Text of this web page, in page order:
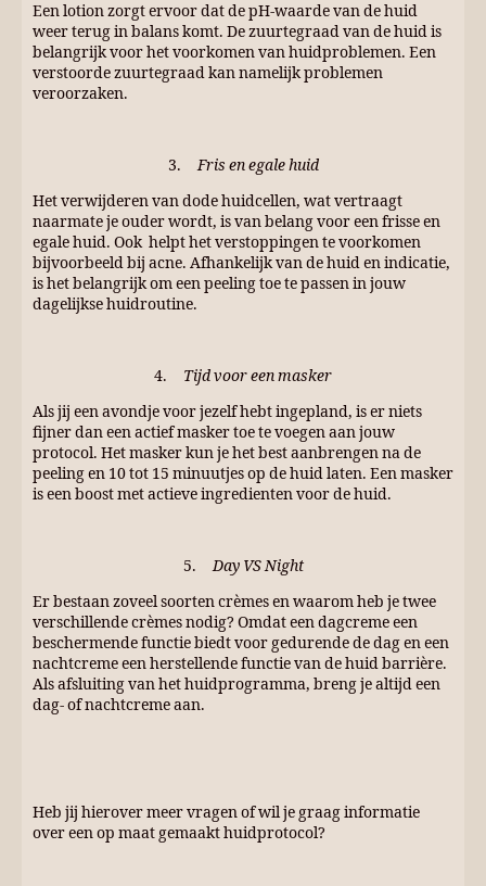
Een lotion zorgt ervoor dat de pH-waarde van de huid
weer terug in balans komt. De zuurtegraad van de huid is
belangrijk voor het voorkomen van huidproblemen. Een
verstoorde zuurtegraad kan namelijk problemen
veroorzaken.
3.Fris en egale huid
Het verwijderen van dode huidcellen, wat vertraagt
naarmate je ouder wordt, is van belang voor een frisse en
egale huid. Ook helpt het verstoppingen te voorkomen
bijvoorbeeld bij acne. Afhankelijk van de huid en indicatie,
is het belangrijk om een peeling toe te passen in jouw
dagelijkse huidroutine.
4.
Tijd voor een masker
Als jij een avondje voor jezelf hebt ingepland, is er niets
fijner dan een actief masker toe te voegen aan jouw
protocol. Het masker kun je het best aanbrengen na de
peeling en 10 tot 15 minuutjes op de huid laten. Een masker
is een boost met actieve ingredienten voor de huid.
5.Day VS Night
Er bestaan zoveel soorten crèmes en waarom heb je twee
verschillende crèmes nodig? Omdat een dagcreme een
beschermende functie biedt voor gedurende de dag en een
nachtcreme een herstellende functie van de huid barrière.
Als afsluiting van het huidprogramma, breng je altijd een
dag- of nachtcreme aan.
Heb jij hierover meer vragen of wil je graag informatie
over een op maat gemaakt huidprotocol?